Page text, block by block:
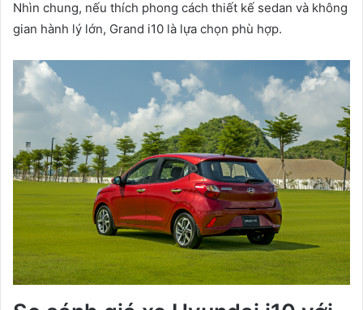
Nhìn chung, nếu thích phong cách thiết kế sedan và không
gian hành lý lớn, Grand i10 là lựa chọn phù hợp.